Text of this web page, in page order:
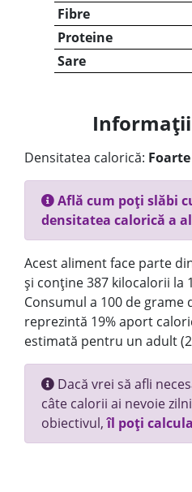
Fibre
Proteine
Sare
Densitatea calorică:
Află cum poți slăbi
densitatea calorică a
Acest aliment face parte
și conține 387 kilocalorii la
Consumul a 100 de grame
reprezintă 19% aport
estimată pentru un adult
Dacă vrei să afli
câte calorii ai nevoie
obiectivul,îl poți